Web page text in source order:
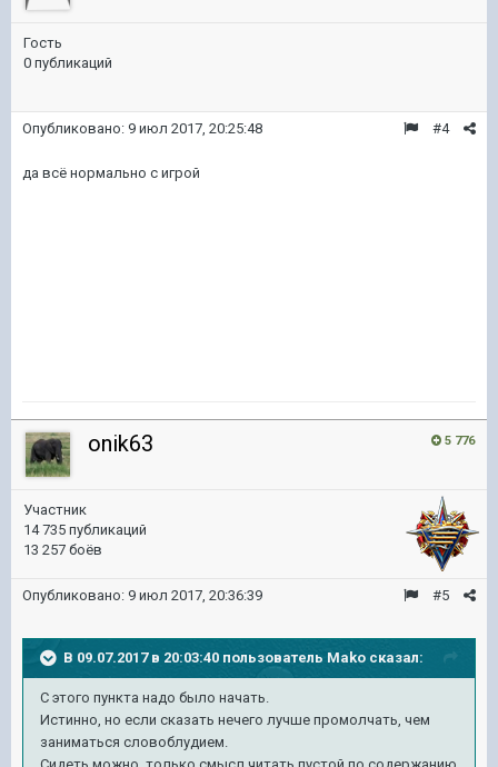
Гость
0 публикаций
#4
Опубликовано: 9 июл 2017, 20:25:48
да всё нормально с игрой
5 776
onik63
Участник
14 735 публикаций
13 257 боёв
#5
Опубликовано: 9 июл 2017, 20:36:39
В 09.07.2017 в 20:03:40 пользователь Mako сказал:
С этого пункта надо было начать.
Истинно, но если сказать нечего лучше промолчать, чем
заниматься словоблудием.